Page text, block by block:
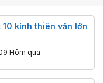
kính thiên văn lớn
Hôm qua